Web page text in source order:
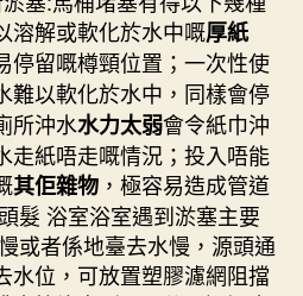
溶解或軟化於水中嘅厚紙
停留嘅樽頸位置；一次性使
難以軟化於水中，同樣會停
所沖水水力太弱會令紙巾沖
走紙唔走嘅情況；投入唔能
其佢雜物 ，極容易造成管道
髮 浴室浴室遇到淤塞主要
或者係地臺去水慢，源頭通
水位，可放置塑膠濾網阻擋